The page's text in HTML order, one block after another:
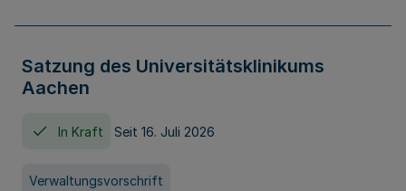
Satzung des Universitätsklinikums
Aachen
In Kraft Seit 16. Juli 2026
Verwaltungsvorschrift